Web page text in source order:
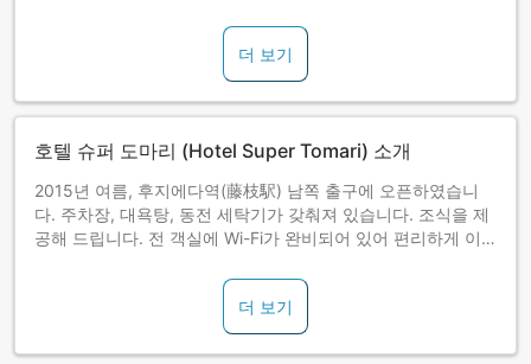
더 보기
호텔 슈퍼 도마리 (Hotel Super Tomari) 소개
2015년 여름, 후지에다역(藤枝駅) 남쪽 출구에 오픈하였습니
다. 주차장, 대욕탕, 동전 세탁기가 갖춰져 있습니다. 조식을 제
공해 드립니다. 전 객실에 Wi-Fi가 완비되어 있어 편리하게 이
안하게 여행의 피로를 풀어보시기 바랍니다.
더 보기